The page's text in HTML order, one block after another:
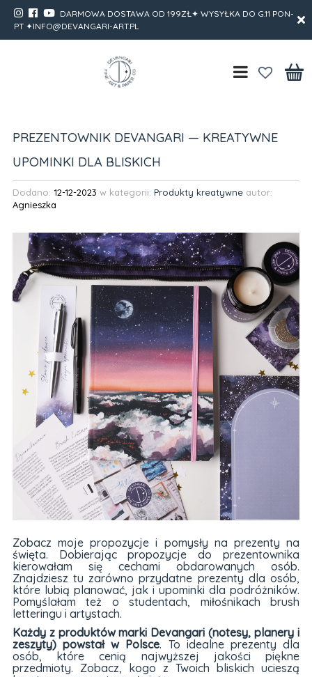
DARMOWA DOSTAWA OD 199ZŁ✦ WYSYŁKA DO G.11 PON-
PT ✦INFO@DEVANGARI-ART.PL
PREZENTOWNIK DEVANGARI — KREATYWNE
UPOMINKI DLA BLISKICH
Dodano: 12-12-2023 w kategorii: Produkty kreatywneautor:
Agnieszka
Zobacz moje propozycje i pomysły na prezenty na
święta. Dobierając propozycje do prezentownika
kierowałam się cechami obdarowanych osób.
Znajdziesz tu zarówno przydatne prezenty dla osób,
które lubią planować, jak i upominki dla podróżników.
Pomyślałam też o studentach, miłośnikach brush
letteringu i artystach.
Każdy z produktów marki Devangari (notesy, planery i
zeszyty) powstał w Polsce. To idealne prezenty dla
osób, które cenią najwyższej jakości piękne
przedmioty. Zobacz, kogo z Twoich bliskich ucieszą